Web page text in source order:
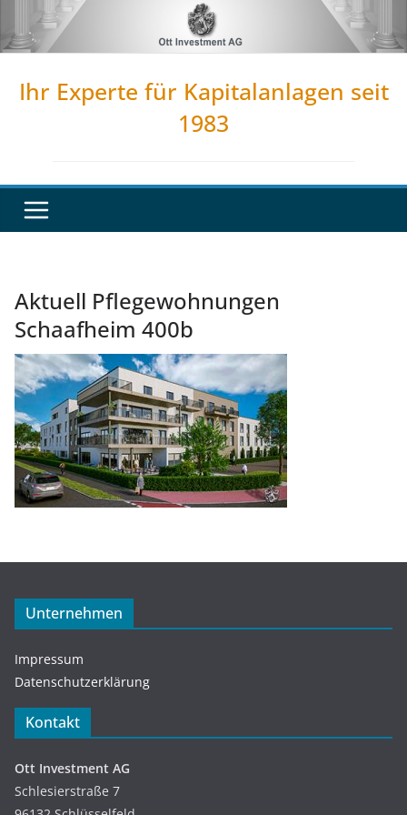
Inhalt
Ihr Experte für Kapitalanlagen seit
1983
Aktuell Pflegewohnungen
Schaafheim 400b
Unternehmen
Impressum
Datenschutzerklärung
Kontakt
Ott Investment AG
Schlesierstraße 7